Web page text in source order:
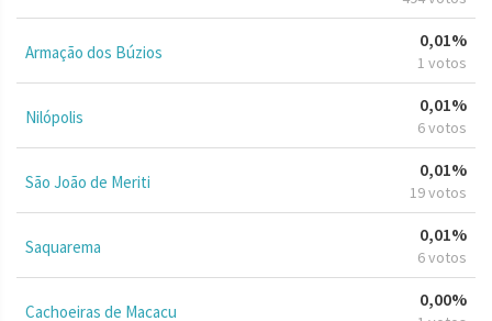
Armação dos Búzios
0,01%
1 votos
Nilópolis
0,01%
6 votos
São João de Meriti
0,01%
19 votos
Saquarema
0,01%
6 votos
Cachoeiras de Macacu
0,00%